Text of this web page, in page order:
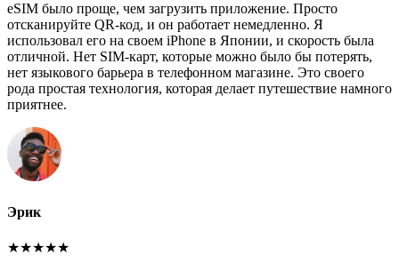
eSIM было проще, чем загрузить приложение. Просто
отсканируйте QR-код, и он работает немедленно. Я
использовал его на своем iPhone в Японии, и скорость была
отличной. Нет SIM-карт, которые можно было бы потерять,
нет языкового барьера в телефонном магазине. Это своего
рода простая технология, которая делает путешествие намного
приятнее.
Эрик
★★★★★